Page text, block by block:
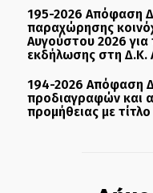
195-2026 Απόφαση
παραχώρησης
Αυγούστου 2026 για
εκδήλωσης στη Δ.Κ.
194-2026 Απόφαση
προδιαγραφών και
προμήθειας με